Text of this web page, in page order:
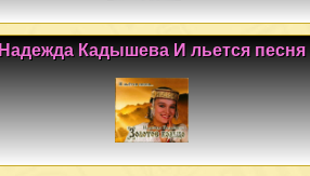
Надежда Кадышева И льется песня